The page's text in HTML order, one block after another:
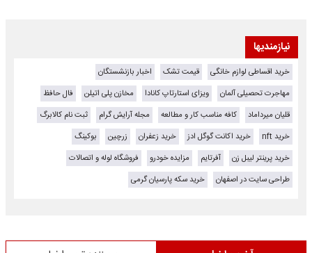
نیازمندیها
خرید اقساطی لوازم خانگی قیمت تشک
اخبار بازنشستگان
مهاجرت تحصیلی آلمان
ویزای استارتاپ کانادا مخازن پلی اتیلن
فال حافظ
قلیان میرداماد
کافه مناسب کار و مطالعه مجله آرایش گرام
ثبت نام کالابرگ
خرید nft
خرید اکانت گوگل ادز خرید زعفران زرچین
بوکینگ
خرید پرینتر لیبل زن
آفرتایم مزایده خودرو
فروشگاه لوله و اتصالات
طراحی سایت در اصفهان
خرید سکه پارسیان گرمی